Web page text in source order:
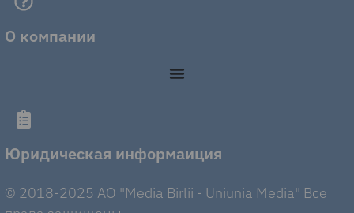
О компании
Юридическая информаиция
© 2018-2025 AO "Media Birlii - Uniunia Media" Все